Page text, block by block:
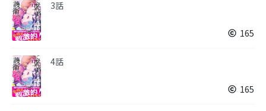
3話
165
4話
165